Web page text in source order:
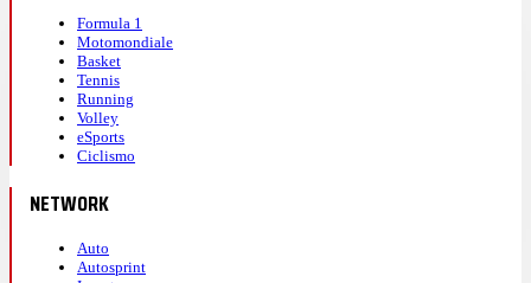
Formula 1
Motomondiale
Basket
Tennis
Running
Volley
eSports
Ciclismo
NETWORK
Auto
Autosprint